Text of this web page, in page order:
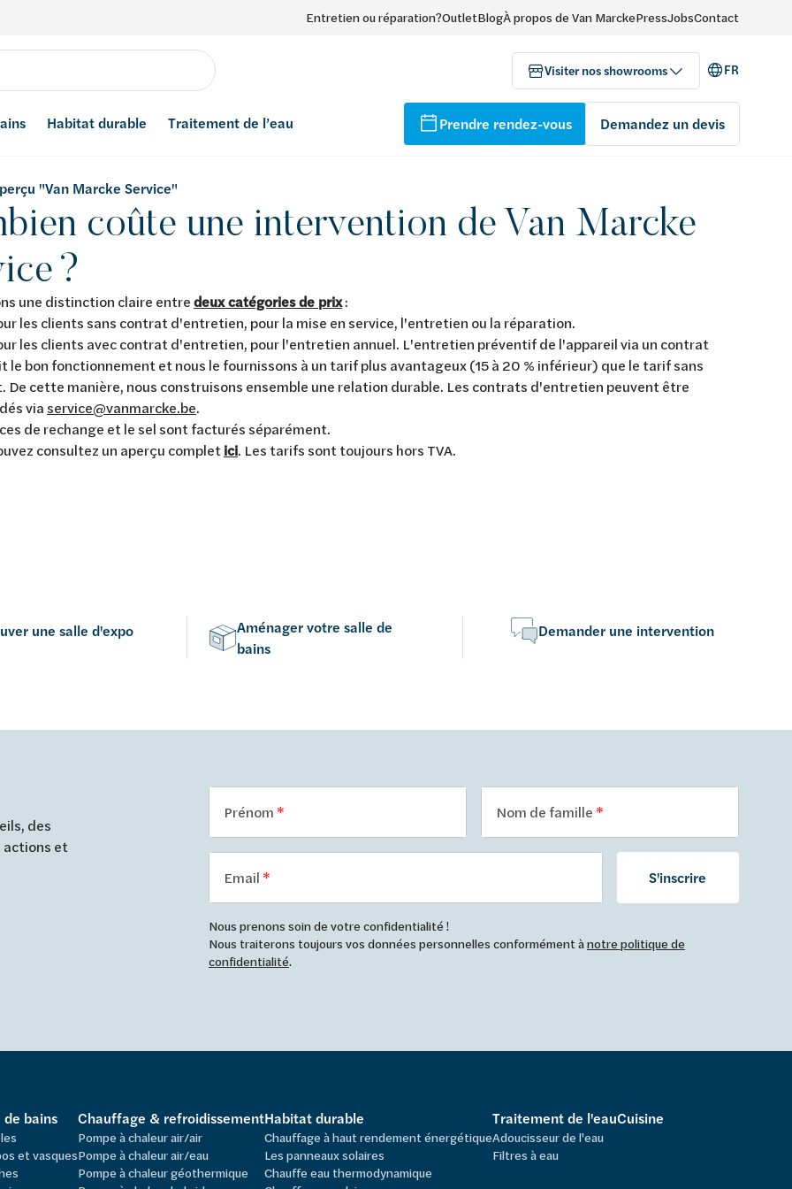
Entretien ou réparation?OutletBlogÀ propos de Van MarckePressJobsContact
Visiter nos showrooms FR
Habitat durable Traitement de l’eau Prendre rendez-vous Demandez un devis
"Van Marcke Service"
coûte une intervention de Van Marcke
?
une distinction claire entredeux catégories de prix:
les clients sans contrat d'entretien, pour la mise en service, l'entretien ou la réparation.
les clients avec contrat d'entretien, pour l'entretien annuel. L'entretien préventif de l'appareil via un contrat
le bon fonctionnement et nous le fournissons à un tarif plus avantageux (15 à 20 % inférieur) que le tarif sans
De cette manière, nous construisons ensemble une relation durable. Les contrats d'entretien peuvent être
via service@vanmarcke.be.
de rechange et le sel sont facturés séparément.
consultez un aperçu complet ici. Les tarifs sont toujours hors TVA.
une salle d'expo
Aménager votre salle de
bains
Demander une intervention
des
actions et
Prénom Nom de famille
Email S'inscrire
Nous prenons soin de votre confidentialité !
Nous traiterons toujours vos données personnelles conformément ànotre politique de
confidentialité.
de bains
et vasques
Chauffage & refroidissement
Pompe à chaleur air/air
Pompe à chaleur air/eau
Pompe à chaleur géothermique
Habitat durable
Chauffage à haut rendement énergétique
Les panneaux solaires
Chauffe eau thermodynamique
Traitement de l'eau
Adoucisseur de l'eau
Filtres à eau
Cuisine